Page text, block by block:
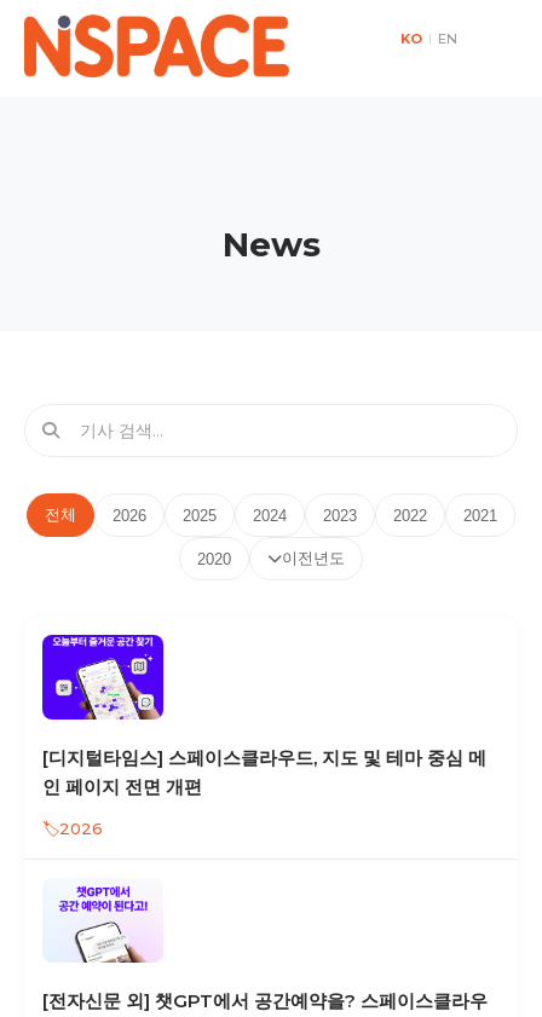
KO | EN
News
전체 2026 2025 2024 2023 2022 2021
2020 이전년도
[디지털타임스] 스페이스클라우드, 지도 및 테마 중심 메
인 페이지 전면 개편
2026
[전자신문 외] 챗GPT에서 공간예약을? 스페이스클라우